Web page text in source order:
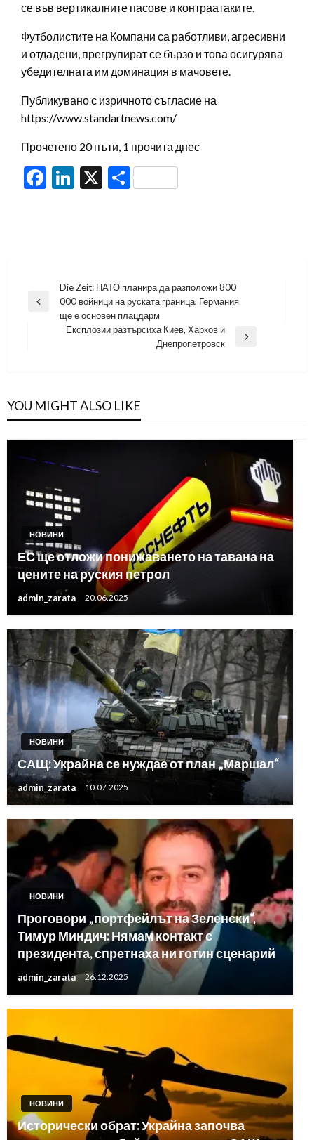
се във вертикалните пасове и контраатаките.
Футболистите на Компани са работливи, агресивни
и отдадени, прегрупират се бързо и това осигурява
убедителната им доминация в мачовете.
Публикувано с изричното съгласие на
https://www.standartnews.com/
Прочетено 20 пъти, 1 прочита днес
Facebook
LinkedIn
X Share
Навигация
Previous
Die Zeit: НАТО планира да разположи 800
000 войници на руската граница, Германия
ще е основен плацдарм
Експлозии разтърсиха Киев, Харков и
Днепропетровск
YOU MIGHT ALSO LIKE
НОВИНИ
ЕС ще отложи понижаването на тавана на
цените на руския петрол
admin_zarata 20.06.2025
НОВИНИ
САЩ: Украйна се нуждае от план „Маршал“
admin_zarata 10.07.2025
НОВИНИ
Проговори „портфейлът на Зеленски“,
Тимур Миндич: Нямам контакт с
президента, спретнаха ни готин сценарий
admin_zarata 26.12.2025
НОВИНИ
Исторически обрат: Украйна започва